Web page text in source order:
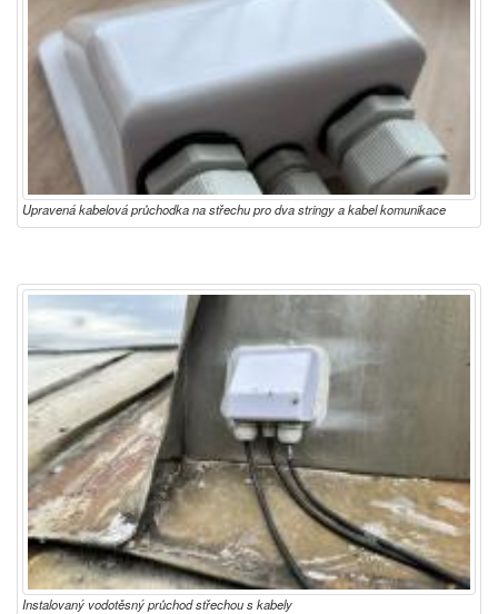
Upravená kabelová průchodka na střechu pro dva stringy a kabel komunikace
TIGO optimizérů
Instalovaný vodotěsný průchod střechou s kabely